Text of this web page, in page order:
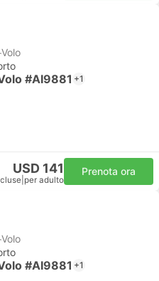
#AI9881 +1
USD 141
per adulto
Prenota ora
#AI9881 +1